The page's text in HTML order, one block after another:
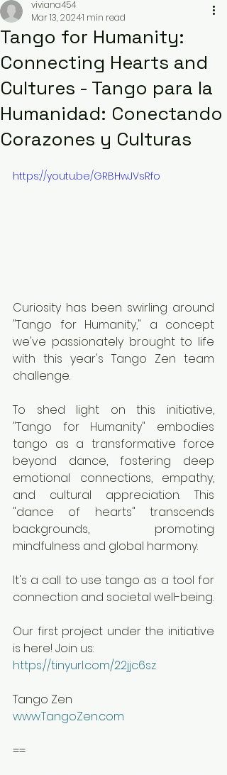
Tango for Humanity:
Connecting Hearts and
Cultures - Tango para la
Humanidad: Conectando
Corazones y Culturas
viviana454
Mar 13, 20241 min read
https://youtu.be/GRBHwJVsRfo
Curiosity has been swirling around
"Tango for Humanity," a concept
we've passionately brought to life
with this year's Tango Zen team
challenge.
To shed light on this initiative,
"Tango for Humanity" embodies
tango as a transformative force
beyond dance, fostering deep
emotional connections, empathy,
and cultural appreciation. This
"dance of hearts" transcends
backgrounds, promoting
mindfulness and global harmony.
It's a call to use tango as a tool for
connection and societal well-being.
Our first project under the initiative
is here! Join us:
https://tinyurl.com/22jjc6sz
Tango Zen
www.TangoZen.com
==